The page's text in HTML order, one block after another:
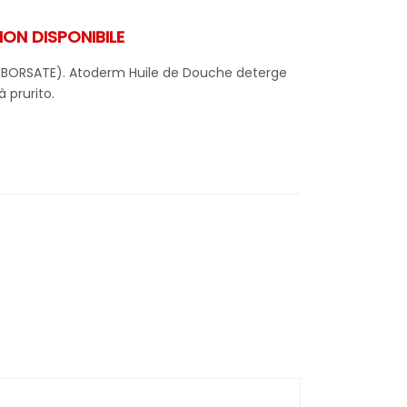
DISPONIBILE
Atoderm Huile de Douche deterge
prurito.